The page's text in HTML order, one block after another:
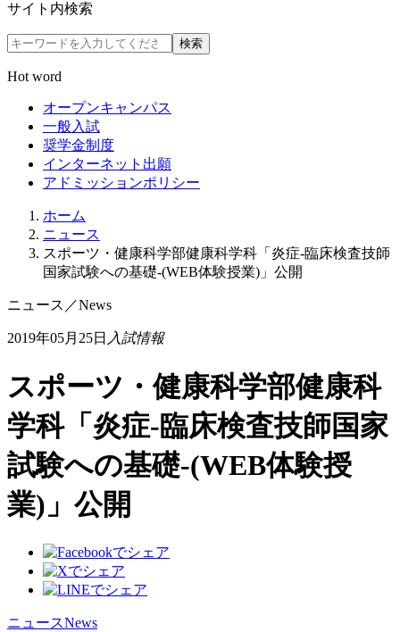
サイト内検索
検索
Hot word
オープンキャンパス
一般入試
奨学金制度
インターネット出願
アドミッションポリシー
ホーム
ニュース
スポーツ・健康科学部健康科学科「炎症-臨床検査技師
国家試験への基礎-(WEB体験授業)」公開
ニュース ／News
2019年05月25日 入試情報
スポーツ・健康科学部健康科
学科「炎症-臨床検査技師国家
試験への基礎-(WEB体験授
業)」公開
ニュースNews